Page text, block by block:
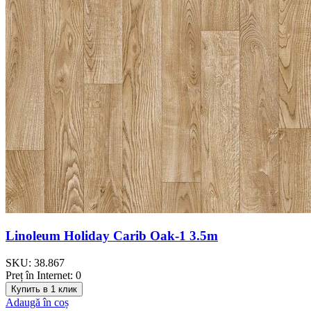
Linoleum Holiday Carib Oak-1 3.5m
SKU: 38.867
Preț în Internet: 0
Купить в 1 клик
Adaugă în coș